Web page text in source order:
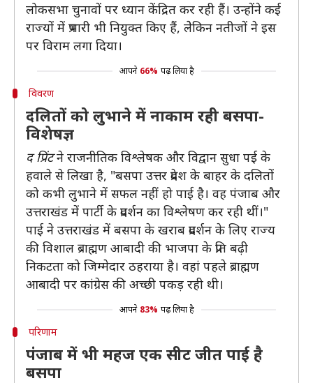
लोकसभा चुनावों पर ध्यान केंद्रित कर रही हैं। उन्होंने कई
राज्यों में प्रभारी भी नियुक्त किए हैं, लेेकिन नतीजों ने इस
पर विराम लगा दिया।
आपने 66% पढ़ लिया है
विवरण
दलितों को लुभाने में नाकाम रही बसपा-
विशेषज्ञ
द प्रिंटने राजनीतिक विश्लेषक और विद्वान सुधा पई के
हवाले से लिखा है, "बसपा उत्तर प्रदेश के बाहर के दलितों
को कभी लुभाने में सफल नहीं हो पाई है। वह पंजाब और
उत्तराखंड में पार्टी के प्रदर्शन का विश्लेषण कर रही थीं।"
पाई ने उत्तराखंड में बसपा के खराब प्रदर्शन के लिए राज्य
की विशाल ब्राह्मण आबादी की भाजपा के प्रति बढ़ी
निकटता को जिम्मेदार ठहराया है। वहां पहले ब्राह्मण
आबादी पर कांग्रेस की अच्छी पकड़ रही थी।
आपने 83% पढ़ लिया है
परिणाम
पंजाब में भी महज एक सीट जीत पाई है
बसपा